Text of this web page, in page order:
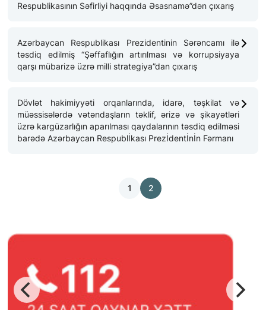
FHN-IN ÜNVAN VƏ TELEFONLARI
VƏTƏNDAŞLARIN MÜRACIƏTLƏRINƏ DAIR
112 – ZƏNG MƏRKƏZI
QƏBUL GÜNLƏRI
Respublikasının Səfirliyi haqqında Əsasnamə”dən çıxarış
Azərbaycan Respublikası Prezidentinin Sərəncamı ilə
təsdiq edilmiş “Şəffaflığın artırılması və korrupsiyaya
qarşı mübarizə üzrə milli strategiya”dan çıxarış
Dövlət hakimiyyəti orqanlarında, idarə, təşkilat və
müəssisələrdə vətəndaşların təklif, ərizə və şikayətləri
üzrə kargüzarlığın aparılması qaydalarının təsdiq edilməsi
barədə Azərbaycan Respublİkası Prezİdentİnİn Fərmanı
1 2